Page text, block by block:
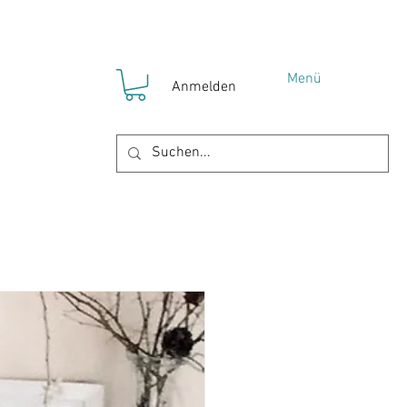
Menü
Anmelden
YOKO Gruppen